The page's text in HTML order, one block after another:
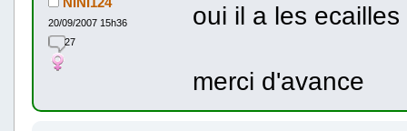
20/09/2007 15h36
27
oui il a les
merci d'avance